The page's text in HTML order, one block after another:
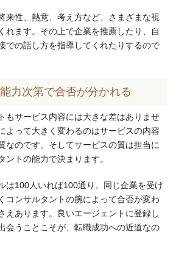
来性、熱意、考え方など、さまざまな視
れます。その上で企業を推薦したり、自
での話し方を指導してくれたりするので
力次第で合否が分かれる
もサービス内容には大きな差はありませ
よって大きく変わるのはサービスの内容
なのです。そしてサービスの質は担当に
ントの能力で決まります。
は100人いれば100通り。同じ企業を受け
コンサルタントの腕によって合否が変わ
えあります。良いエージェントに登録し
会うことこそが、転職成功への近道なの